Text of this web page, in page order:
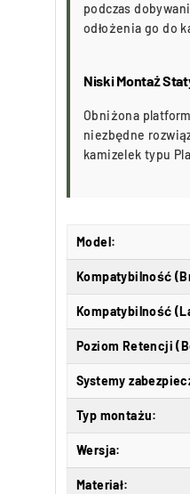
podczas
odłożenia go do
Niski Montaż
Obniżona
niezbędne
kamizelek typu
Model:
Kompatybilność
Kompatybilność
Poziom Retencji
Systemy
Typ montażu:
Wersja:
Materiał: